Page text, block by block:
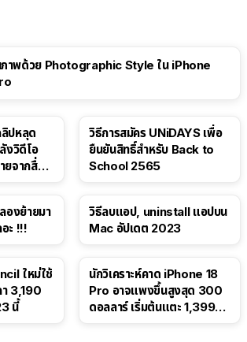
ภาพด้วย Photographic Style ใน iPhone
ปหลุด
งวิดีโอ
ยจากสื่อ
วิธีการสมัคร UNiDAYS เพื่อ
ยืนยันสิทธิ์สำหรับ Back to
School 2565
องย้ายมา
ะ !!!
วิธีลบแอป, uninstall แอปบน
Mac อัปเดต 2023
ใหม่ใช้
3,190
นี้
นักวิเคราะห์คาด iPhone 18
Pro อาจแพงขึ้นสูงสุด 300
ดอลลาร์ เริ่มต้นแตะ 1,399